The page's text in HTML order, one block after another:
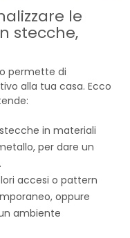
le
stecche,
permette di
alla tua casa. Ecco
in materiali
per dare un
accesi o pattern
oppure
ambiente